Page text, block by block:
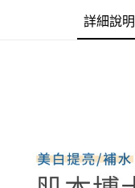
３．收到繳費通知簡訊後
【注意事項】
１．透過由恩沛科技股份
易，需依本服務之必要範
每筆NT$85，滿
7-11取貨付款
每筆NT$85，滿
詳細說明